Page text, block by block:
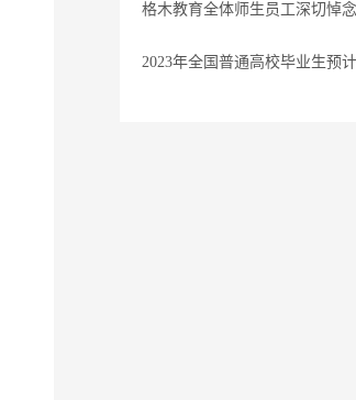
格木教育全体师生员工深切悼
2023年全国普通高校毕业生预